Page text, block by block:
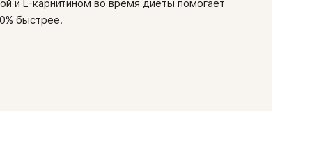
и L-карнитином во время диеты помогает
быстрее.